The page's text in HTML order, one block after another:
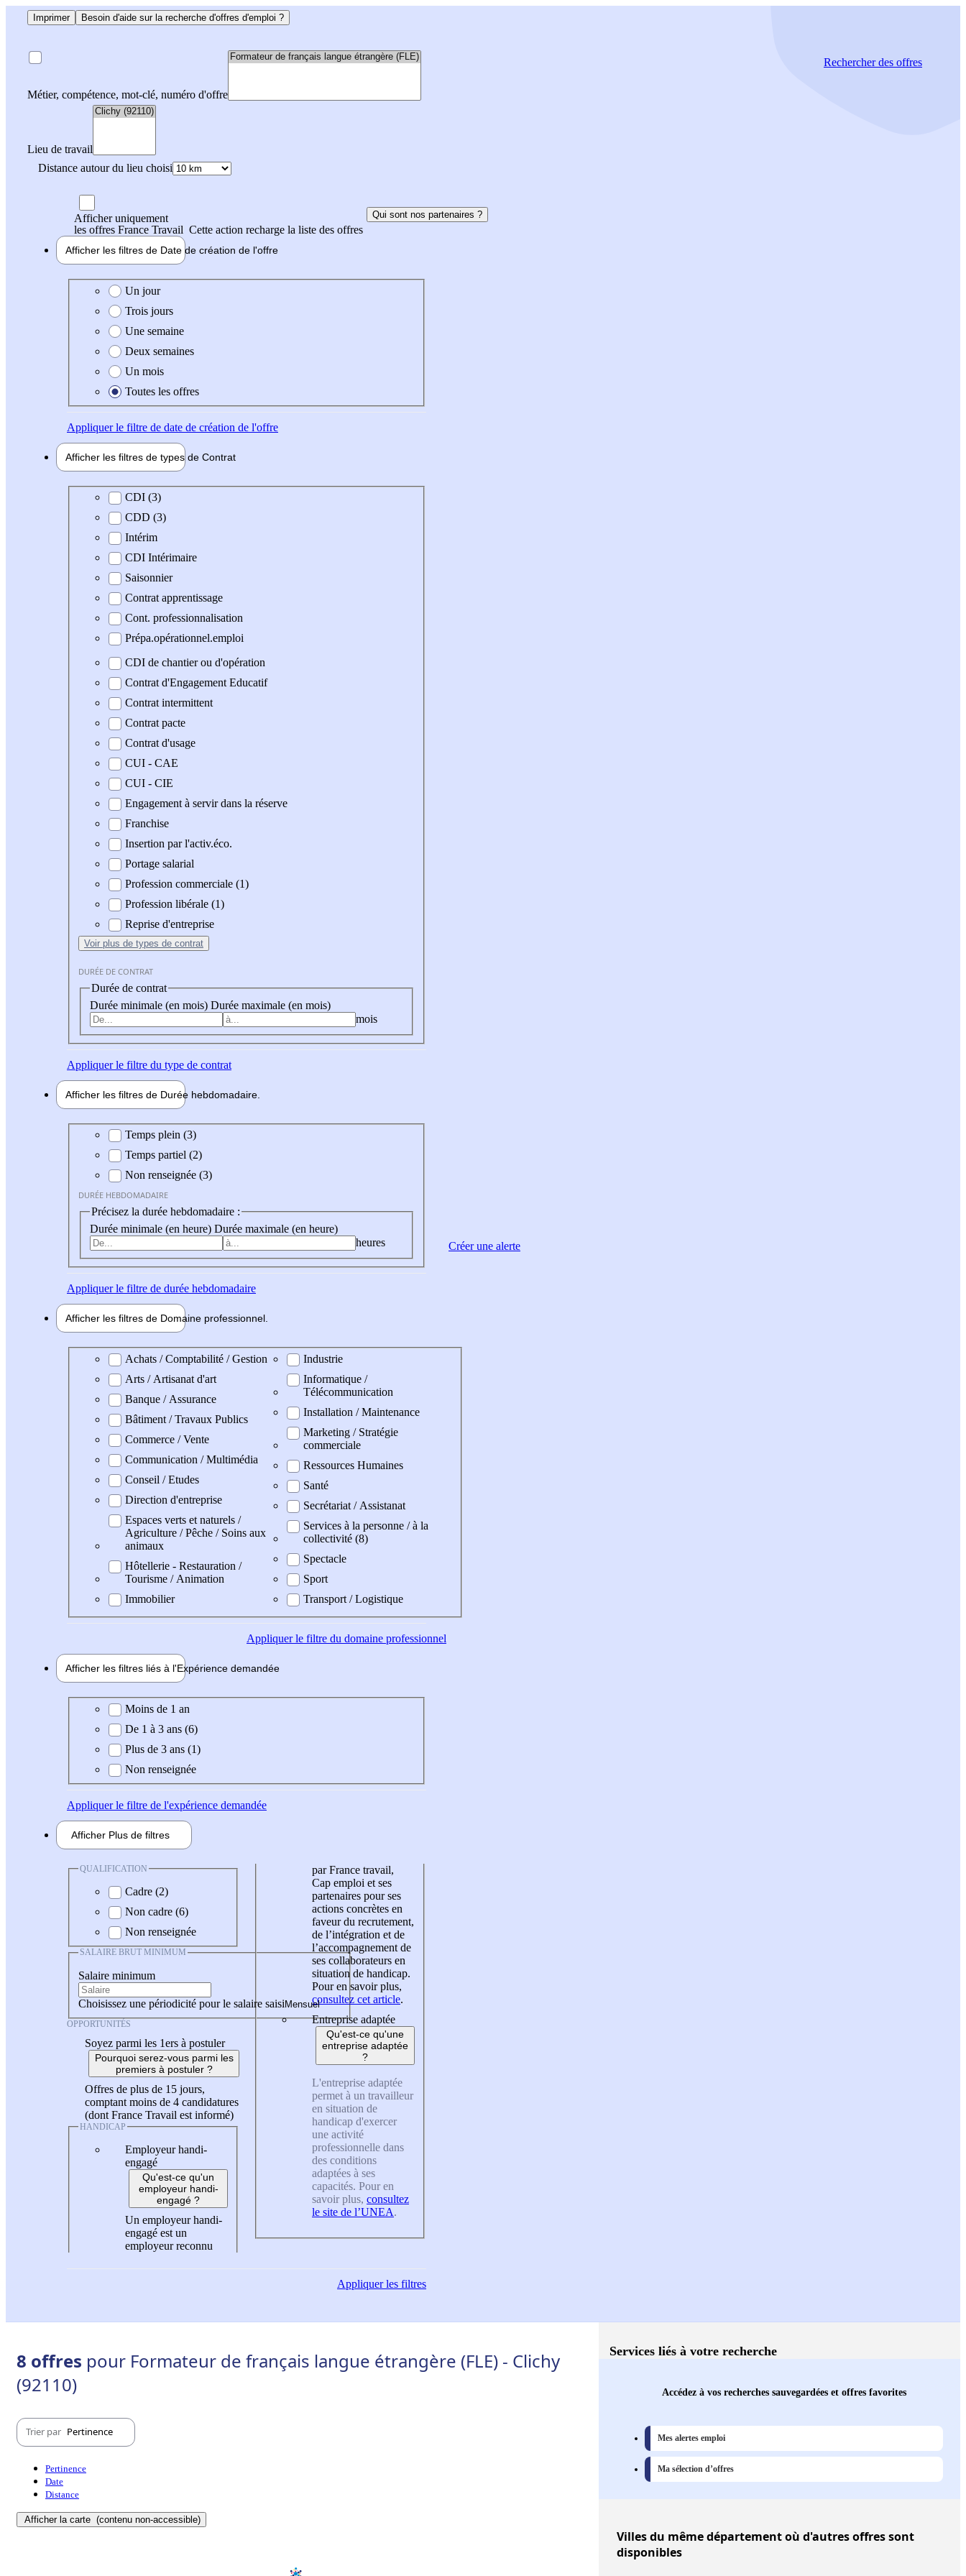
Imprimer Besoin d'aide sur la recherche d'offres d'emploi ?
Métier, compétence, mot-clé, numéro d'offre
Lieu de travail
Distance autour du lieu choisi
Rechercherdes offres
Afficher uniquement
les offres France Travail Cette action recharge la liste des offres
Qui sont nos partenaires ?
Afficher les filtres de Date de création de l'offre
Date de création de l'offre
Un jour
Trois jours
Une semaine
Deux semaines
Un mois
Toutes les offres
Appliquerle filtre de date de création de l'offre
Afficher les filtres de types de Contrat
Type de contrat
CDI (3)
CDD (3)
Intérim
CDI Intérimaire
Saisonnier
Contrat apprentissage
Cont. professionnalisation
Prépa.opérationnel.emploi
CDI de chantier ou d'opération
Contrat d'Engagement Educatif
Contrat intermittent
Contrat pacte
Contrat d'usage
CUI - CAE
CUI - CIE
Engagement à servir dans la réserve
Franchise
Insertion par l'activ.éco.
Portage salarial
Profession commerciale (1)
Profession libérale (1)
Reprise d'entreprise
Voir plus de types de contrat
DURÉE DE CONTRAT
Durée de contrat
Durée minimale (en mois) Durée maximale (en mois)
mois
Appliquerle filtre du type de contrat
Afficher les filtres de Durée hebdomadaire
Durée hebdomadaire
Temps plein (3)
Temps partiel (2)
Non renseignée (3)
DURÉE HEBDOMADAIRE
Précisez la durée hebdomadaire :
Durée minimale (en heure) Durée maximale (en heure)
heures
Appliquerle filtre de durée hebdomadaire
Afficher les filtres de Domaine professionnel
Domaine professionel
Achats / Comptabilité / Gestion
Arts / Artisanat d'art
Banque / Assurance
Bâtiment / Travaux Publics
Commerce / Vente
Communication / Multimédia
Conseil / Etudes
Direction d'entreprise
Espaces verts et naturels /
Agriculture / Pêche / Soins aux
animaux
Hôtellerie - Restauration /
Tourisme / Animation
Immobilier
Industrie
Informatique /
Télécommunication
Installation / Maintenance
Marketing / Stratégie
commerciale
Ressources Humaines
Santé
Secrétariat / Assistanat
Services à la personne / à la
collectivité (8)
Spectacle
Sport
Transport / Logistique
Appliquerle filtre du domaine professionnel
Afficher les filtres liés à l'Expérience demandée
Expérience demandée
Moins de 1 an
De 1 à 3 ans (6)
Plus de 3 ans (1)
Non renseignée
Appliquerle filtre de l'expérience demandée
Afficher Plus de filtres
QUALIFICATION
Cadre (2)
Non cadre (6)
Non renseignée
SALAIRE BRUT MINIMUM
Salaire minimum
Choisissez une périodicité pour le salaire saisi
OPPORTUNITÉS
Soyez parmi les 1ers à postuler
Pourquoi serez-vous parmi les
premiers à postuler ?
Offres de plus de 15 jours,
comptant moins de 4 candidatures
(dont France Travail est informé)
HANDICAP
Employeur handi-
engagé
Qu'est-ce qu'un
employeur handi-
engagé ?
Un employeur handi-
engagé est un
employeur reconnu
par France travail,
Cap emploi et ses
partenaires pour ses
actions concrètes en
faveur du recrutement,
de l’intégration et de
l’accompagnement de
ses collaborateurs en
situation de handicap.
Pour en savoir plus,
consultez cet article.
Entreprise adaptée
Qu'est-ce qu'une
entreprise adaptée
?
L'entreprise adaptée
permet à un travailleur
en situation de
handicap d'exercer
une activité
professionnelle dans
des conditions
adaptées à ses
capacités. Pour en
savoir plus, consultez
le site de l’UNEA.
Appliquerles filtres
Créer une alerte
8 offres pour Formateur de français langue étrangère (FLE) - Clichy
(92110)
Trier par Pertinence
Pertinence
Date
Distance
Afficher la carte (contenu non-accessible)
Services liés à votre recherche
Accédez à vos recherches sauvegardées et offres favorites
Mes alertes emploi
Ma sélection d’offres
Villesdu même département où d'autres offres sont
disponibles